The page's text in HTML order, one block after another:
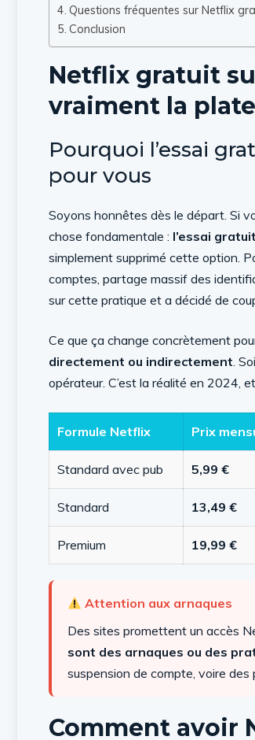
Questions fréquentes sur Netflix
Conclusion
Netflix gratuit
vraiment la
Pourquoi l’essai
pour vous
Soyons honnêtes dès le départ. Si
chose fondamentale : l’essai
simplement supprimé cette option.
comptes, partage massif des
sur cette pratique et a décidé de
Ce que ça change concrètement
directement ou indirectement.
opérateur. C’est la réalité en 2024,
Formule Netflix Prix
Standard avec pub 5,99 €
Standard 13,49 €
Premium 19,99 €
Attention aux arnaques
Des sites promettent un accès
sont des arnaques ou des
suspension de compte, voire
Comment avoir